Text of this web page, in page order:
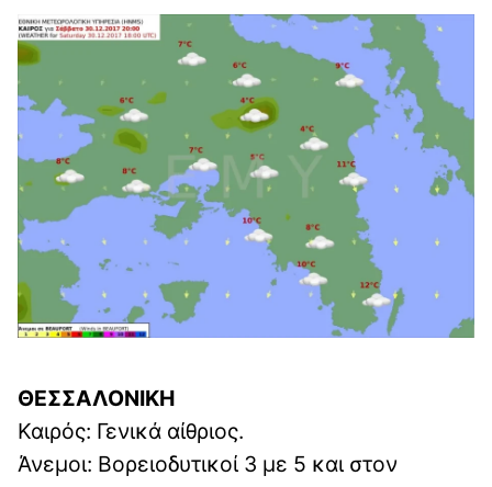
ΘΕΣΣΑΛΟΝΙΚΗ
Καιρός: Γενικά αίθριος.
Άνεμοι: Βορειοδυτικοί 3 με 5 και στον